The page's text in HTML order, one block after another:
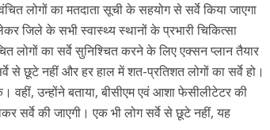
लोगों का मतदाता सूची के सहयोग से सर्वे किया जाएगा
जिले के सभी स्वास्थ्य स्थानों के प्रभारी चिकित्सा
लोगों का सर्वे सुनिश्चित करने के लिए एक्सन प्लान तैयार
से छूटे नहीं और हर हाल में शत-प्रतिशत लोगों का सर्वे हो।
उन्होंने बताया, बीसीएम एवं आशा फेसीलीटेटर की
सर्वे की जाएगी। एक भी लोग सर्वे से छूटे नहीं, यह